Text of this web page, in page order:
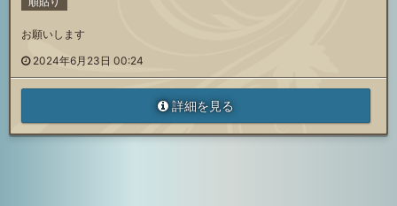
お願いします
2024年6月23日 00:24
詳細を見る